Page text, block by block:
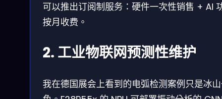
可以推出订阅制服务：硬件一次性销售 + AI
按月收费。
2. 工业物联网预测性维护
我在德国展会上看到的电弧检测案例只是冰